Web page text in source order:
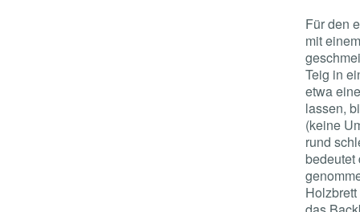
Für den
mit
Teig in
etwa
lassen,
(keine
rund
bedeutet